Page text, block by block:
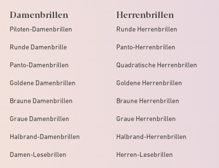
Damenbrillen
Piloten-Damenbrillen
Runde Damenbrille
Panto-Damenbrillen
Goldene Damenbrillen
Braune Damenbrillen
Graue Damenbrillen
Halbrand-Damenbrillen
Damen-Lesebrillen
Herrenbrillen
Runde Herrenbrillen
Panto-Herrenbrillen
Quadratische Herrenbrillen
Goldene Herrenbrillen
Braune Herrenbrillen
Graue Herrenbrillen
Halbrand-Herrenbrillen
Herren-Lesebrillen